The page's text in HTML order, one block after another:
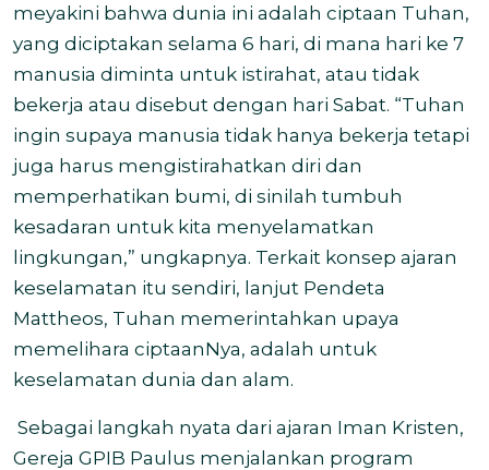
meyakini bahwa dunia ini adalah ciptaan Tuhan,
yang diciptakan selama 6 hari, di mana hari ke 7
manusia diminta untuk istirahat, atau tidak
bekerja atau disebut dengan hari Sabat. “Tuhan
ingin supaya manusia tidak hanya bekerja tetapi
juga harus mengistirahatkan diri dan
memperhatikan bumi, di sinilah tumbuh
kesadaran untuk kita menyelamatkan
lingkungan,” ungkapnya. Terkait konsep ajaran
keselamatan itu sendiri, lanjut Pendeta
Mattheos, Tuhan memerintahkan upaya
memelihara ciptaanNya, adalah untuk
keselamatan dunia dan alam.
Sebagai langkah nyata dari ajaran Iman Kristen,
Gereja GPIB Paulus menjalankan program